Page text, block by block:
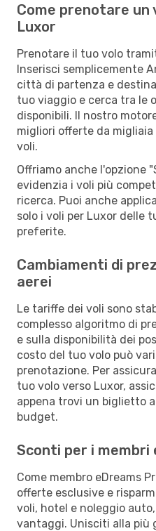
Come prenotare un
Luxor
Prenotare il tuo volo
Inserisci semplicemente
città di partenza e
tuo viaggio e cerca tra le
disponibili. Il nostro
migliori offerte da
voli.
Offriamo anche l'opzione
evidenzia i voli più
ricerca. Puoi anche
solo i voli per Luxor delle
preferite.
Cambiamenti di
aerei
Le tariffe dei voli sono
complesso algoritmo di
e sulla disponibilità dei
costo del tuo volo può
prenotazione. Per
tuo volo verso Luxor,
appena trovi un biglietto
budget.
Sconti per i membri
Come membro eDreams
offerte esclusive e
voli, hotel e noleggio
vantaggi. Unisciti alla più